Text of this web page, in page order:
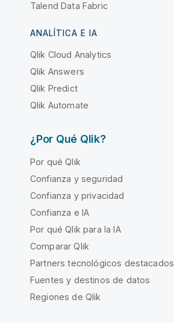
Talend Data Fabric
ANALÍTICA E IA
Qlik Cloud Analytics
Qlik Answers
Qlik Predict
Qlik Automate
¿Por Qué Qlik?
Por qué Qlik
Confianza y seguridad
Confianza y privacidad
Confianza e IA
Por qué Qlik para la IA
Comparar Qlik
Partners tecnológicos destacados
Fuentes y destinos de datos
Regiones de Qlik